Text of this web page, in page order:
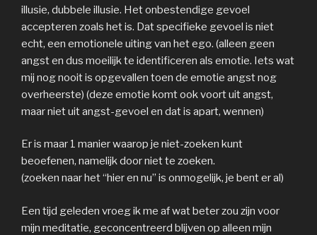
illusie, dubbele illusie. Het onbestendige gevoel
accepteren zoals het is. Dat specifieke gevoel is niet
echt, een emotionele uiting van het ego. (alleen geen
angst en dus moeilijk te identificeren als emotie. Iets wat
mij nog nooit is opgevallen toen de emotie angst nog
overheerste) (deze emotie komt ook voort uit angst,
maar niet uit angst-gevoel en dat is apart, wennen)
Er is maar 1 manier waarop je niet-zoeken kunt
beoefenen, namelijk door niet te zoeken.
(zoeken naar het “hier en nu” is onmogelijk, je bent er al)
Een tijd geleden vroeg ik me af wat beter zou zijn voor
mijn meditatie, geconcentreerd blijven op alleen mijn